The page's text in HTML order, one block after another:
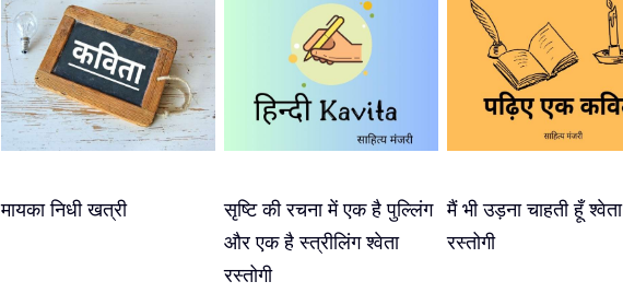
मायका निधी खत्री
सृष्टि की रचना में एक है पुल्लिंग
और एक है स्त्रीलिंग श्वेता
रस्तोगी
मैं भी उड़ना चाहती हूँ श्वेता
रस्तोगी